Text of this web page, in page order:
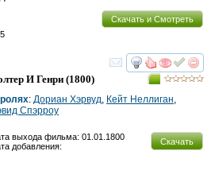
Скачать и Смотреть
смотреть
И Генри (1800)
: Дориан Хэрвуд Кейт Неллиган
Спэрроу
Скачать
выхода фильма: 01.01.1800
добавления: